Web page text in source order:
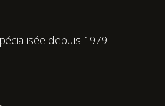
depuis 1979.